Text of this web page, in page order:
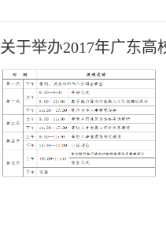
关于举办2017年广东